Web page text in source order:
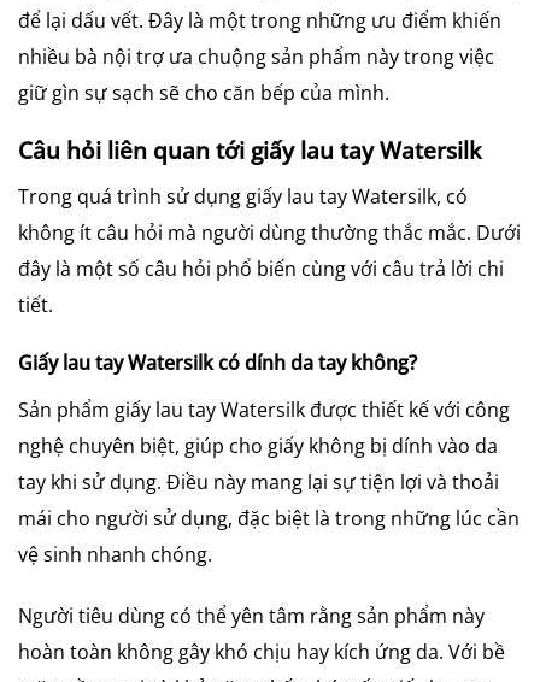
để lại dấu vết. Đây là một trong những ưu điểm khiến
nhiều bà nội trợ ưa chuộng sản phẩm này trong việc
giữ gìn sự sạch sẽ cho căn bếp của mình.
Câu hỏi liên quan tới giấy lau tay Watersilk
Trong quá trình sử dụng giấy lau tay Watersilk, có
không ít câu hỏi mà người dùng thường thắc mắc. Dưới
đây là một số câu hỏi phổ biến cùng với câu trả lời chi
tiết.
Giấy lau tay Watersilk có dính da tay không?
Sản phẩm giấy lau tay Watersilk được thiết kế với công
nghệ chuyên biệt, giúp cho giấy không bị dính vào da
tay khi sử dụng. Điều này mang lại sự tiện lợi và thoải
mái cho người sử dụng, đặc biệt là trong những lúc cần
vệ sinh nhanh chóng.
Người tiêu dùng có thể yên tâm rằng sản phẩm này
hoàn toàn không gây khó chịu hay kích ứng da. Với bề